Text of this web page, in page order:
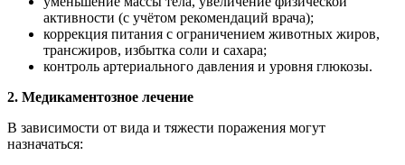
активности (с учётом рекомендаций врача);
коррекция питания с ограничением животных жиров,
трансжиров, избытка соли и сахара;
контроль артериального давления и уровня глюкозы.
2. Медикаментозное лечение
В зависимости от вида и тяжести поражения могут
назначаться: